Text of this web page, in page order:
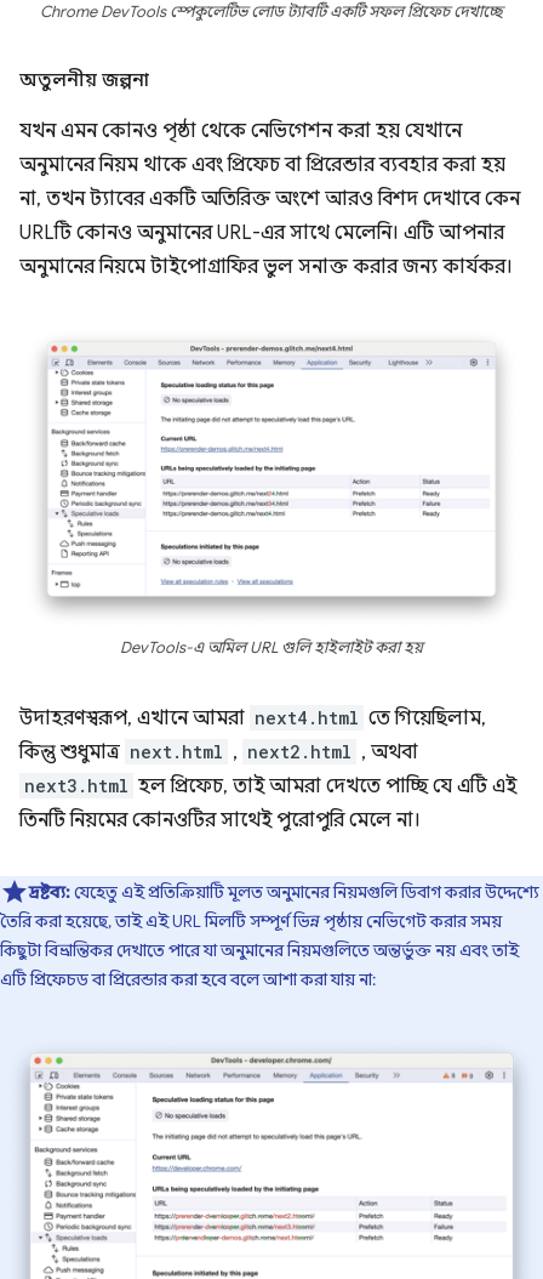
Chrome DevTools স্পেকুলেটিভ লোড ট্যাবটি একটি সফল প্রিফেচ দেখাচ্ছে
অতুলনীয় জল্পনা
যখন এমন কোনও পৃষ্ঠা থেকে নেভিগেশন করা হয় যেখানে
অনুমানের নিয়ম থাকে এবং প্রিফেচ বা প্রিরেন্ডার ব্যবহার করা হয়
না, তখন ট্যাবের একটি অতিরিক্ত অংশে আরও বিশদ দেখাবে কেন
URLটি কোনও অনুমানের URL-এর সাথে মেলেনি। এটি আপনার
অনুমানের নিয়মে টাইপোগ্রাফির ভুল সনাক্ত করার জন্য কার্যকর।
DevTools-এ অমিল URL গুলি হাইলাইট করা হয়
উদাহরণস্বরূপ, এখানে আমরা next4.html তে গিয়েছিলাম,
কিন্তু শুধুমাত্র next.html , next2.html , অথবা
next3.html হল প্রিফেচ, তাই আমরা দেখতে পাচ্ছি যে এটি এই
তিনটি নিয়মের কোনওটির সাথেই পুরোপুরি মেলে না।
দ্রষ্টব্য:যেহেতু এই প্রতিক্রিয়াটি মূলত অনুমানের নিয়মগুলি ডিবাগ করার উদ্দেশ্যে
তৈরি করা হয়েছে, তাই এই URL মিলটি সম্পূর্ণ ভিন্ন পৃষ্ঠায় নেভিগেট করার সময়
কিছুটা বিভ্রান্তিকর দেখাতে পারে যা অনুমানের নিয়মগুলিতে অন্তর্ভুক্ত নয় এবং তাই
এটি প্রিফেচড বা প্রিরেন্ডার করা হবে বলে আশা করা যায় না: